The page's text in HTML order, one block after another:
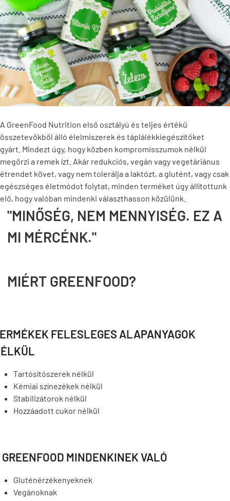
A GreenFood Nutrition első osztályú és teljes értékű
összetevőkből álló élelmiszerek és táplálékkiegészítőket
gyárt. Mindezt úgy, hogy közben kompromisszumok nélkül
megőrzi a remek ízt. Akár redukciós, vegán vagy vegetáriánus
étrendet követ, vagy nem tolerálja a laktózt, a glutént, vagy csak
egészséges életmódot folytat, minden terméket úgy állítottunk
elő, hogy valóban mindenki választhasson közülünk.
"MINŐSÉG, NEM MENNYISÉG. EZ A
MI MÉRCÉNK."
MIÉRT GREENFOOD?
FELESLEGES ALAPANYAGOK
Tartósítószerek nélkül
Kémiai színezékek nélkül
Stabilizátorok nélkül
Hozzáadott cukor nélkül
MINDENKINEK VALÓ
Gluténérzékenyeknek
Vegánoknak